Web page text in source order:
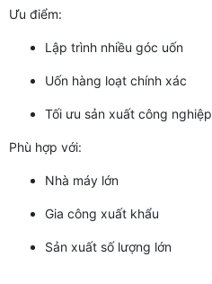
Ưu điểm:
Lập trình nhiều góc uốn
Uốn hàng loạt chính xác
Tối ưu sản xuất công nghiệp
Phù hợp với:
Nhà máy lớn
Gia công xuất khẩu
Sản xuất số lượng lớn